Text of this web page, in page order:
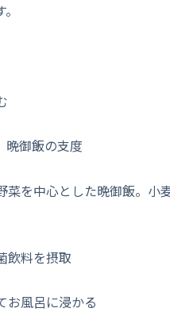
晩御飯の支度
菜を中心とした晩御飯。小
飲料を摂取
お風呂に浸かる